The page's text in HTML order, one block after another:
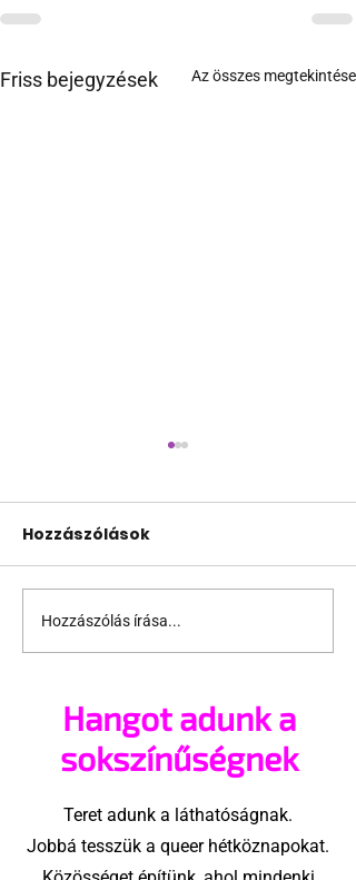
Friss bejegyzések Az összes megtekintése
Nem orosz találmány
a meleg
Hozzászólások
Hozzászólás írása...
Hangot adunk a
sokszínűségnek
Teret adunk a láthatóságnak.
Jobbá tesszük a queer hétköznapokat.